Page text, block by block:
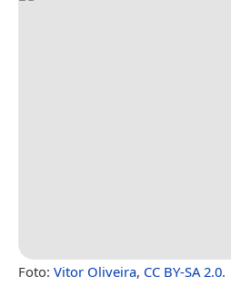
Foto: Vitor Oliveira, CC BY-SA 2.0.